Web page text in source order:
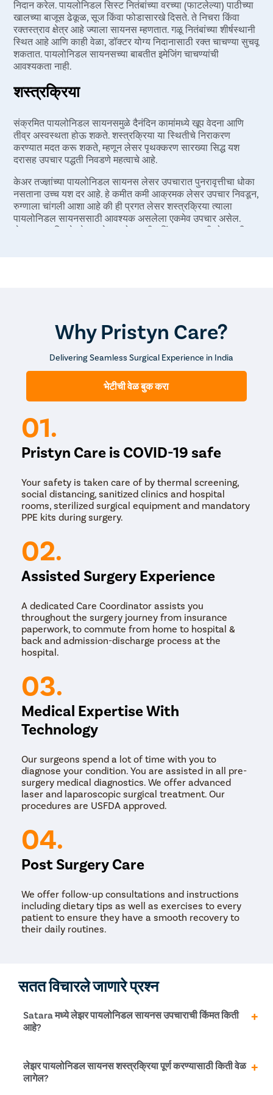
निदान करेल. पायलोनिडल सिस्ट नितंबांच्या वरच्या (फाटलेल्या) पाठीच्या
खालच्या बाजूस ढेकूळ, सूज किंवा फोडासारखे दिसते. ते निचरा किंवा
रक्तस्त्राव क्षेत्र आहे ज्याला सायनस म्हणतात. गळू नितंबांच्या शीर्षस्थानी
स्थित आहे आणि काही वेळा, डॉक्टर योग्य निदानासाठी रक्त चाचण्या सुचवू
शकतात. पायलोनिडल सायनसच्या बाबतीत इमेजिंग चाचण्यांची
आवश्यकता नाही.
शस्त्रक्रिया
संक्रमित पायलोनिडल सायनसमुळे दैनंदिन कामांमध्ये खूप वेदना आणि
तीव्र अस्वस्थता होऊ शकते. शस्त्रक्रिया या स्थितीचे निराकरण
करण्यात मदत करू शकते, म्हणून लेसर पृथक्करण सारख्या सिद्ध यश
दरासह उपचार पद्धती निवडणे महत्वाचे आहे.
केअर तज्ज्ञांच्या पायलोनिडल सायनस लेसर उपचारात पुनरावृत्तीचा धोका
नसताना उच्च यश दर आहे. हे कमीत कमी आक्रमक लेसर उपचार निवडून,
रुग्णाला चांगली आशा आहे की ही प्रगत लेसर शस्त्रक्रिया त्याला
पायलोनिडल सायनससाठी आवश्यक असलेला एकमेव उपचार असेल.
लेझर शस्त्रक्रियेमुळे खूप वेदना होत नाहीत किंवा रक्त कमी होत नाही
Why Pristyn Care?
Delivering Seamless Surgical Experience in India
भेटीची वेळ बुक करा
01.
Pristyn Care is COVID-19 safe
Your safety is taken care of by thermal screening,
social distancing, sanitized clinics and hospital
rooms, sterilized surgical equipment and mandatory
PPE kits during surgery.
02.
Assisted Surgery Experience
A dedicated Care Coordinator assists you
throughout the surgery journey from insurance
paperwork, to commute from home to hospital &
back and admission-discharge process at the
hospital.
03.
Medical Expertise With
Technology
Our surgeons spend a lot of time with you to
diagnose your condition. You are assisted in all pre-
surgery medical diagnostics. We offer advanced
laser and laparoscopic surgical treatment. Our
procedures are USFDA approved.
04.
Post Surgery Care
We offer follow-up consultations and instructions
including dietary tips as well as exercises to every
patient to ensure they have a smooth recovery to
their daily routines.
सतत विचारले जाणारे प्रश्न
Satara मध्ये लेझर पायलोनिडल सायनस उपचाराची किंमत किती
आहे?
Satara मध्ये पायलोनिडल सायनस उपचाराची किंमत रु.च्या दरम्यान
असू शकते. ५५,००० ते रु. ६७,०००. परंतु ही अचूक किंमत नाही आणि
लेझर पायलोनिडल सायनस शस्त्रक्रिया पूर्ण करण्यासाठी किती वेळ
लागेल?